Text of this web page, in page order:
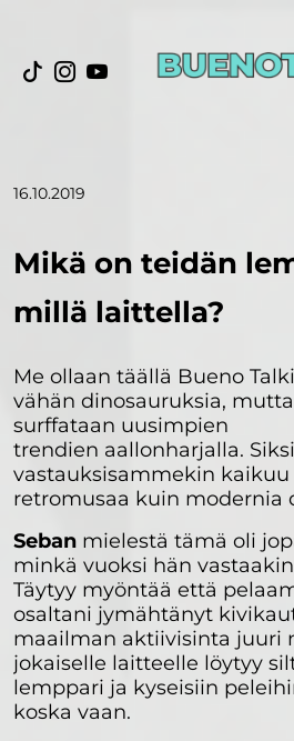
16.10.2019
Mikä on teidän
millä laittella?
Me ollaan täällä Bueno
vähän dinosauruksia,
surffataan uusimpien
trendien aallonharjalla.
vastauksisammekin
retromusaa kuin modernia
Seban mielestä tämä oli
minkä vuoksi hän
Täytyy myöntää että
osaltani jymähtänyt
maailman aktiivisinta juuri
jokaiselle laitteelle löytyy
lemppari ja kyseisiin
koska vaan.